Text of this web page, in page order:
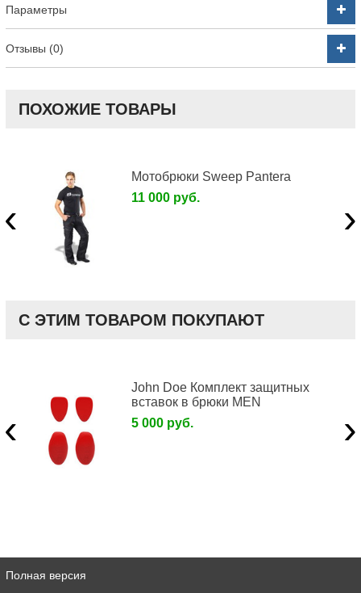
Параметры
Отзывы (0)
ПОХОЖИЕ ТОВАРЫ
Мотобрюки Sweep Pantera
11 000 руб.
‹ ›
С ЭТИМ ТОВАРОМ ПОКУПАЮТ
John Doe Комплект защитных
вставок в брюки MEN
5 000 руб.
‹ ›
Полная версия